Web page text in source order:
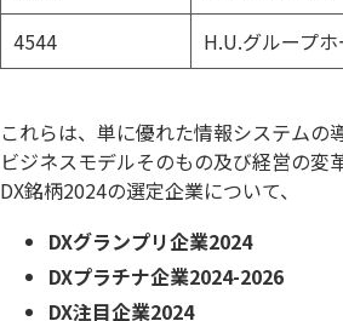
4544
H.U.グループ
これらは、単に優れた情報システム
ビジネスモデルそのもの及び経営の変
DX銘柄2024の選定企業について、
DXグランプリ企業2024
DXプラチナ企業2024-2026
DX注目企業2024